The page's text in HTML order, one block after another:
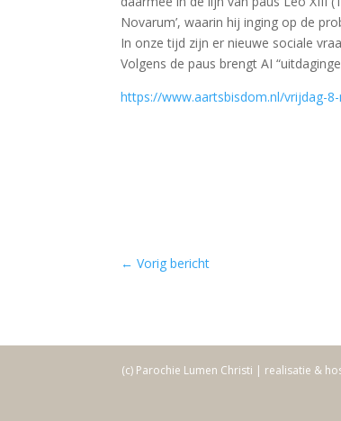
Novarum’, waarin hij inging op de
In onze tijd zijn er nieuwe sociale
Volgens de paus brengt AI
https://www.aartsbisdom.nl/vrijdag-
←Vorig bericht
(c) Parochie Lumen Christi | realisatie &